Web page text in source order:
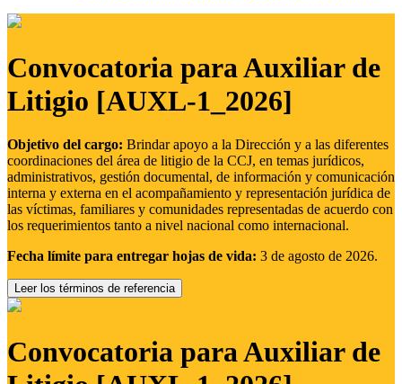
Convocatoria para Auxiliar de
Litigio [AUXL-1_2026]
Objetivo del cargo: Brindar apoyo a la Dirección y a las diferentes
coordinaciones del área de litigio de la CCJ, en temas jurídicos,
administrativos, gestión documental, de información y comunicación
interna y externa en el acompañamiento y representación jurídica de
las víctimas, familiares y comunidades representadas de acuerdo con
los requerimientos tanto a nivel nacional como internacional.
Fecha límite para entregar hojas de vida: 3 de agosto de 2026.
Leer los términos de referencia
Convocatoria para Auxiliar de